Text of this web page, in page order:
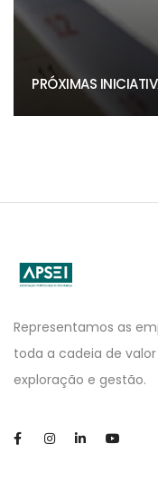
PRÓXIMAS
Representamos as
toda a cadeia de
exploração e gestão.